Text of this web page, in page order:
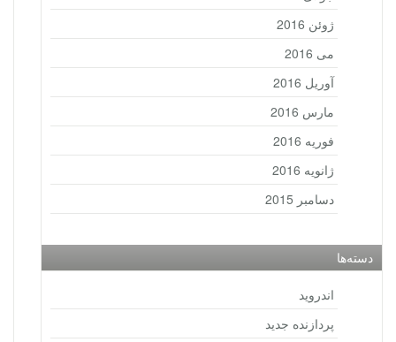
ژوئن 2016
می 2016
آوریل 2016
مارس 2016
فوریه 2016
ژانویه 2016
دسامبر 2015
دسته‌ها
اندروید
پردازنده جدید